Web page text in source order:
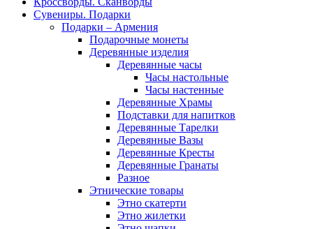
Сувениры. Подарки
Подарки – Армения
Подарочные монеты
Деревянные изделия
Деревянные часы
Часы настольные
Часы настенные
Деревянные Храмы
Подставки для напитков
Деревянные Тарелки
Деревянные Вазы
Деревянные Кресты
Деревянные Гранаты
Разное
Этнические товары
Этно скатерти
Этно жилетки